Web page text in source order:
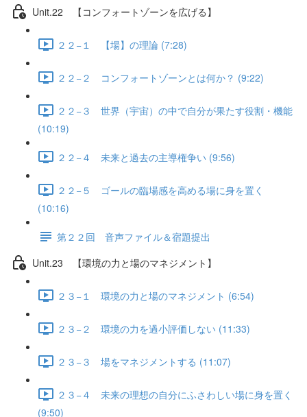
Unit.22 【コンフォートゾーンを広げる】
２２−１ 【場】の理論 (7:28)
２２−２ コンフォートゾーンとは何か？ (9:22)
２２−３ 世界（宇宙）の中で自分が果たす役割・機能
(10:19)
２２−４ 未来と過去の主導権争い (9:56)
２２−５ ゴールの臨場感を高める場に身を置く
(10:16)
第２２回 音声ファイル＆宿題提出
Unit.23 【環境の力と場のマネジメント】
２３−１ 環境の力と場のマネジメント (6:54)
２３−２ 環境の力を過小評価しない (11:33)
２３−３ 場をマネジメントする (11:07)
２３−４ 未来の理想の自分にふさわしい場に身を置く
(9:50)